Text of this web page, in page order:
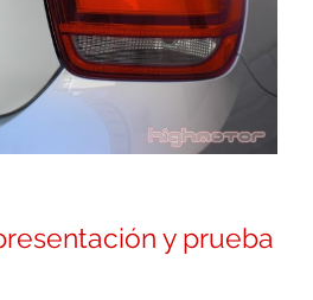
y prueba